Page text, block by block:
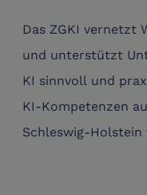
Das ZGKI vernetzt
und unterstützt
KI sinnvoll und
KI-Kompetenzen
Schleswig-